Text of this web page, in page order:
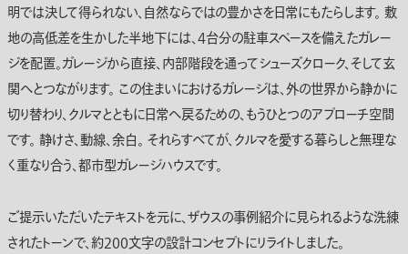
明では決して得られない、自然ならではの豊かさを日常にもたらします。 敷
地の高低差を生かした半地下には、4台分の駐車スペースを備えたガレー
ジを配置。ガレージから直接、内部階段を通ってシューズクローク、そして玄
関へとつながります。 この住まいにおけるガレージは、外の世界から静かに
切り替わり、クルマとともに日常へ戻るための、もうひとつのアプローチ空間
です。 静けさ、動線、余白。 それらすべてが、クルマを愛する暮らしと無理な
く重なり合う、都市型ガレージハウスです。
ご提示いただいたテキストを元に、ザウスの事例紹介に見られるような洗練
されたトーンで、約200文字の設計コンセプトにリライトしました。